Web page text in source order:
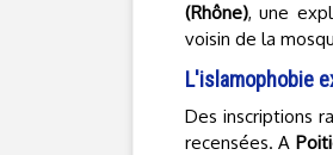
(Rhône), une
voisin de la
L'islamophobie
Des inscriptions
recensées. A